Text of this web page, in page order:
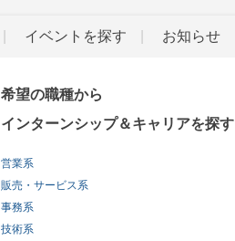
イベントを探す お知らせ
希望の職種から
インターンシップ＆キャリアを探す
営業系
販売・サービス系
事務系
技術系